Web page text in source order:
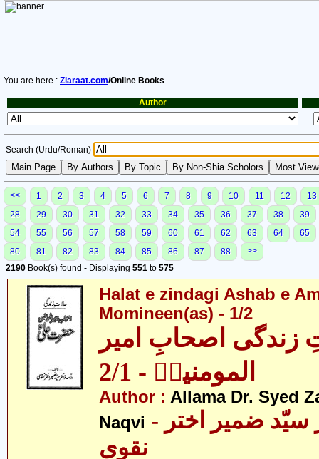
You are here : Ziaraat.com/Online Books
Author
Search (Urdu/Roman)
<< 1 2 3 4 5 6 7 8 9 10 11 12
13
28
29 30 31 32 33 34 35 36 37 38
39
54
55 56 57 58 59 60 61 62 63 64
65
80
81 82 83 84 85 86 87 88
>>
2190 Book(s) found - Displaying 551 to 575
Halat e zindagi Ashab e
Momineen(as) - 1/2
زندگی اصحابِ امیر
المومنینؑ - 2/1
Author : Allama Dr. Syed
Naqvi - علامہ ڈاکٹر سیّد ضمیر اختر
نقوی